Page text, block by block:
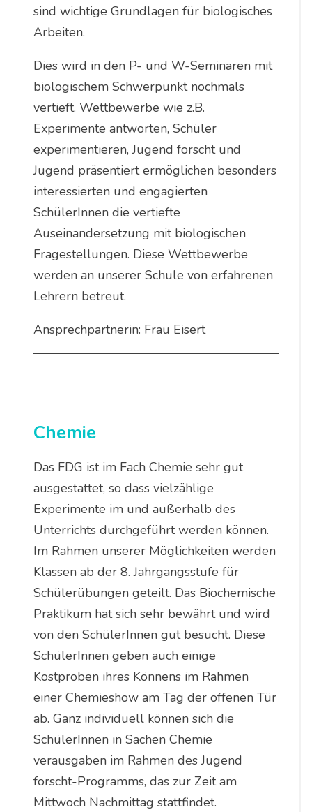
sind wichtige Grundlagen für biologisches
Arbeiten.
Dies wird in den P- und W-Seminaren mit
biologischem Schwerpunkt nochmals
vertieft. Wettbewerbe wie z.B.
Experimente antworten, Schüler
experimentieren, Jugend forscht und
Jugend präsentiert ermöglichen besonders
interessierten und engagierten
SchülerInnen die vertiefte
Auseinandersetzung mit biologischen
Fragestellungen. Diese Wettbewerbe
werden an unserer Schule von erfahrenen
Lehrern betreut.
Ansprechpartnerin: Frau Eisert
Chemie
Das FDG ist im Fach Chemie sehr gut
ausgestattet, so dass vielzählige
Experimente im und außerhalb des
Unterrichts durchgeführt werden können.
Im Rahmen unserer Möglichkeiten werden
Klassen ab der 8. Jahrgangsstufe für
Schülerübungen geteilt. Das Biochemische
Praktikum hat sich sehr bewährt und wird
von den SchülerInnen gut besucht. Diese
SchülerInnen geben auch einige
Kostproben ihres Könnens im Rahmen
einer Chemieshow am Tag der offenen Tür
ab. Ganz individuell können sich die
SchülerInnen in Sachen Chemie
verausgaben im Rahmen des Jugend
forscht-Programms, das zur Zeit am
Mittwoch Nachmittag stattfindet.